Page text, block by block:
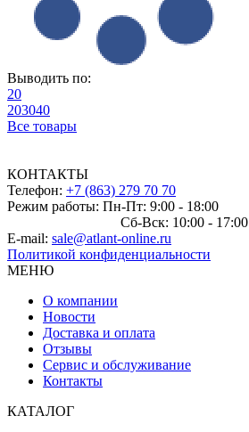
Выводить по:
20
203040
Все товары
КОНТАКТЫ
Телефон: +7 (863) 279 70 70
Режим работы: Пн-Пт: 9:00 - 18:00
Сб-Вск: 10:00 - 17:00
E-mail: sale@atlant-online.ru
Политикой конфиденциальности
МЕНЮ
О компании
Новости
Доставка и оплата
Отзывы
Сервис и обслуживание
Контакты
КАТАЛОГ